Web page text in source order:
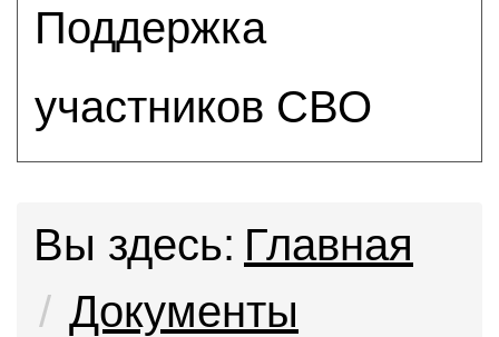
Поддержка
участников СВО
Вы здесь: Главная
Документы